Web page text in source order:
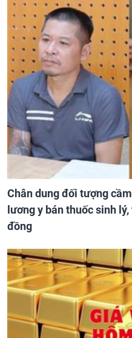
Chân dung đối tượng
lương y bán thuốc sinh
đồng